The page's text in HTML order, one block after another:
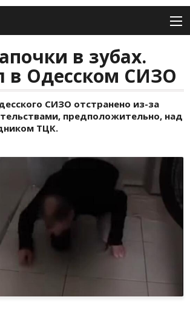
в зубах.
в Одесском СИЗО
СИЗО отстранено из-за
предположительно, над
ТЦК.